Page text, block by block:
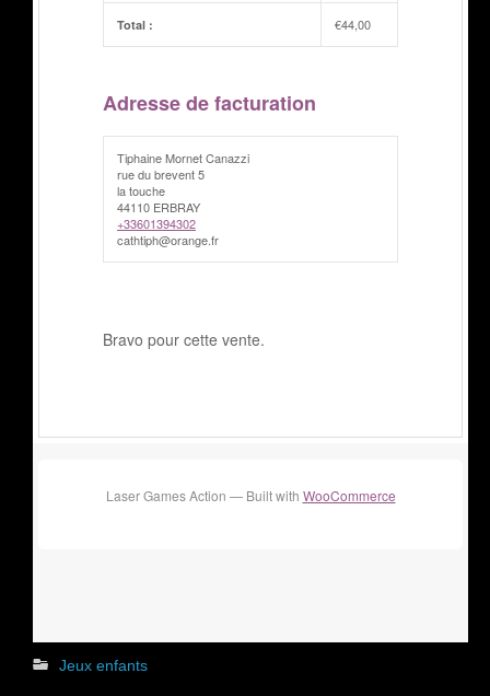
Total : €44,00
Adresse de facturation
Tiphaine Mornet Canazzi
rue du brevent 5
la touche
44110 ERBRAY
+33601394302
cathtiph@orange.fr
Bravo pour cette vente.
Laser Games Action — Built with WooCommerce
Jeux enfants